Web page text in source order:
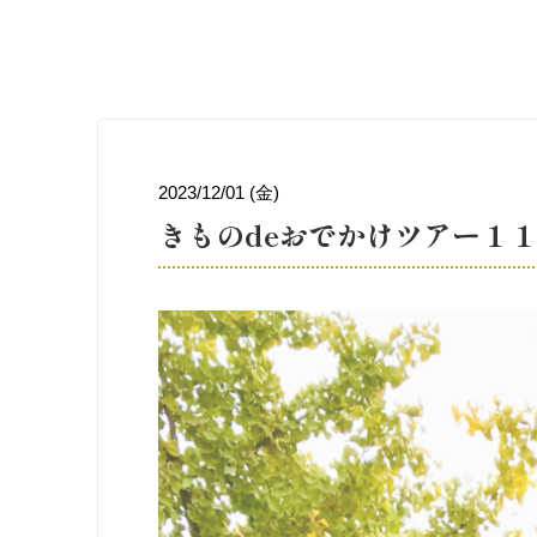
2023/12/01 (金)
きものdeおでかけツアー１